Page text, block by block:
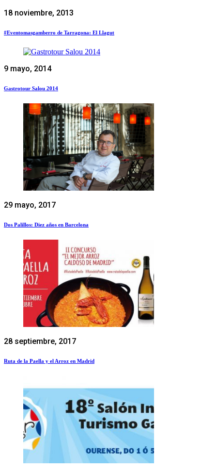
18 noviembre, 2013
#Eventomasgamberro de Tarragona: El Llagut
9 mayo, 2014
Gastrotour Salou 2014
29 mayo, 2017
Dos Palillos: Diez años en Barcelona
28 septiembre, 2017
Ruta de la Paella y el Arroz en Madrid